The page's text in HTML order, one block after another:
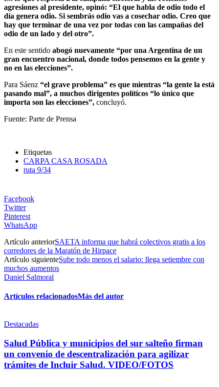
agresiones al presidente, opinó: “El que habla de odio todo el
día genera odio. Si sembrás odio vas a cosechar odio. Creo que
hay que terminar de una vez por todas con las campañas del
odio de un lado y del otro”.
En este sentido abogó nuevamente “por una Argentina de un
gran encuentro nacional, donde todos pensemos en la gente y
no en las elecciones”.
Para Sáenz “el grave problema” es que mientras “la gente la está
pasando mal”, a muchos dirigentes políticos “lo único que
importa son las elecciones”, concluyó.
Fuente: Parte de Prensa
Etiquetas
CARPA CASA ROSADA
ruta 9/34
Facebook
Twitter
Pinterest
WhatsApp
Artículo anteriorSAETA informa que habrá colectivos gratis a los
corredores de la Maratón de Hirpace
Artículo siguienteSube todo menos el salario: llega setiembre con
muchos aumentos
Daniel Salmoral
Artículos relacionadosMás del autor
Destacadas
Salud Pública y municipios del sur salteño firman
un convenio de descentralización para agilizar
trámites de Incluir Salud. VIDEO/FOTOS